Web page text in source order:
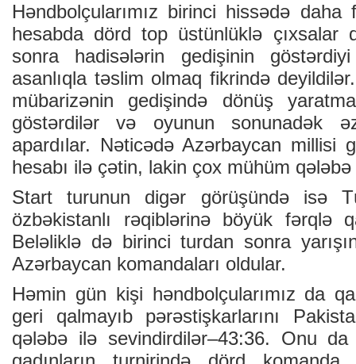
Həndbolçularımız birinci hissədə daha
hesabda dörd top üstünlüklə çıxsalar
sonra hadisələrin gedişinin
asanlıqla təslim olmaq fikrində
mübarizənin gedişində dönüş
göstərdilər və oyunun sonunadək
apardılar. Nəticədə Azərbaycan millisi
hesabı ilə çətin, lakin çox mühüm qələbə
Start turunun digər görüşündə isə
özbəkistanlı rəqiblərinə böyük fərqlə
Beləliklə də birinci turdan sonra
Azərbaycan komandaları oldular.
Həmin gün kişi həndbolçularımız da
geri qalmayıb pərəstişkarlarını
qələbə ilə sevindirdilər–43:36. Onu